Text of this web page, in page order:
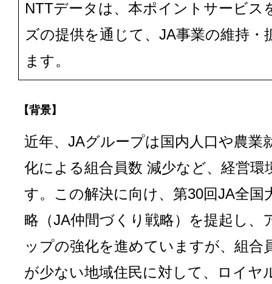
NTTデータは、本ポイントサービス
ズの提供を通じて、JA事業の維持
ます。
【背景】
近年、JAグループは国内人口や農業
化による組合員数 減少など、経営
す。この解決に向け、第30回JA全国
略（JA仲間づくり戦略）を提起し、
ップの強化を進めていますが、組合
が少ない地域住民に対して、ロイヤ